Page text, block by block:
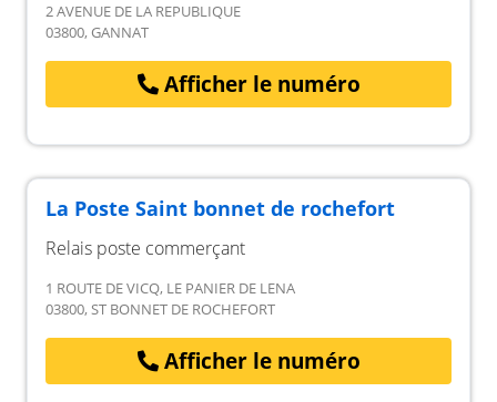
2 AVENUE DE LA REPUBLIQUE
03800, GANNAT
Afficher le numéro
La Poste Saint bonnet de rochefort
Relais poste commerçant
1 ROUTE DE VICQ, LE PANIER DE LENA
03800, ST BONNET DE ROCHEFORT
Afficher le numéro